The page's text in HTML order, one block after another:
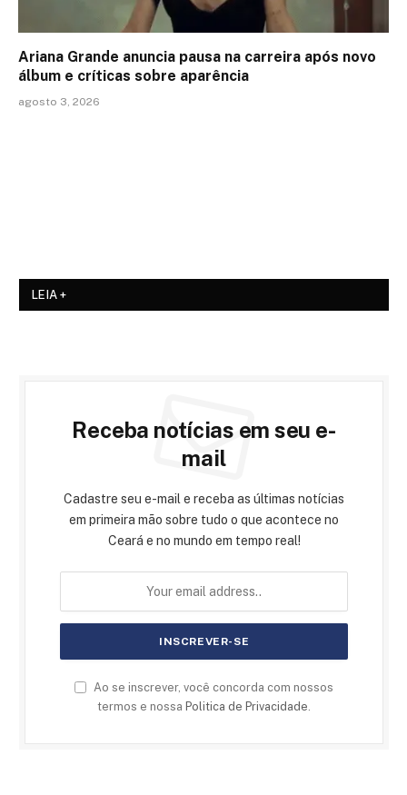
Ariana Grande anuncia pausa na carreira após novo
álbum e críticas sobre aparência
agosto 3, 2026
LEIA +
Receba notícias em seu e-
mail
Cadastre seu e-mail e receba as últimas notícias
em primeira mão sobre tudo o que acontece no
Ceará e no mundo em tempo real!
Ao se inscrever, você concorda com nossos
termos e nossa Politica de Privacidade.